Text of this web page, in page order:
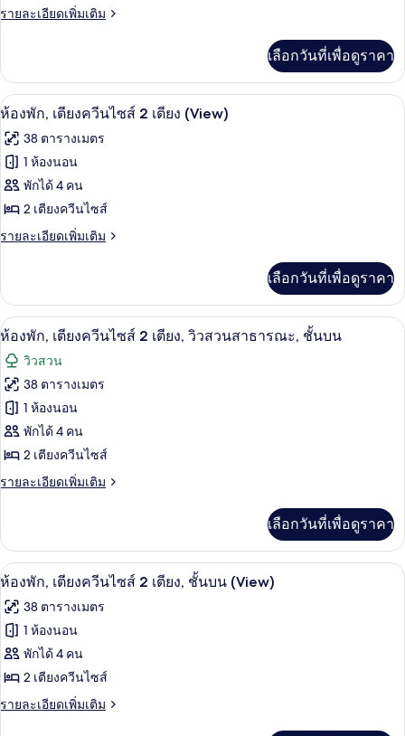
Bay)
พัก,
คิง
ไซส์
1
เตียง,
ระเบียง
(View)
รายละเอียดเพิ่มเติม
ราย
เกี่ยว
กับ
ห้อง
เตียง
คิง
เตียง,
(View)
เลือกวันที่เพื่อดูราคา
เปิด
ภาพถ่าย
ทั้งหมด
ของ
ห้อง
พัก,
ควีน
ไซส์
2
เตียง
(View)
เครื่องนอนป้องกันสารก่อภูมิแพ้, ตู้นิรภั
5
ห้องพัก, เตียงควีนไซส์ 2 เตียง (View)
38 ตารางเมตร
1 ห้องนอน
พักได้ 4 คน
2 เตียงควีนไซส์
รายละเอียดเพิ่มเติม
ราย
เกี่ยว
กับ
ห้อง
เตียง
ควีน
ไซส์
2
เตียง
(View)
เลือกวันที่เพื่อดูราคา
เปิด
ภาพถ่าย
ทั้งหมด
ของ
ห้อง
พัก,
เตียง
ไซส์
2
เตียง,
วิว
สวน
สาธารณะ,
ชั้น
บน
เครื่องนอนป้องกันสารก่อภูมิแพ้, ตู้นิรภั
7
ห้องพัก, เตียงควีนไซส์ 2 เตียง, วิวสวนสาธารณะ, ชั้นบน
วิวสวน
38 ตารางเมตร
1 ห้องนอน
พักได้ 4 คน
2 เตียงควีนไซส์
รายละเอียดเพิ่มเติม
ราย
เกี่ยว
กับ
ห้อง
เตียง
ควีน
2
เตียง,
สวน
เลือกวันที่เพื่อดูราคา
เปิด
ภาพถ่าย
ทั้งหมด
ของ
ห้อง
พัก,
เครื่องนอนป้องกันสารก่อภูมิแพ้, ตู้นิรภั
8
ห้องพัก, เตียงควีนไซส์ 2 เตียง, ชั้นบน (View)
38 ตารางเมตร
1 ห้องนอน
พักได้ 4 คน
2 เตียงควีนไซส์
รายละเอียดเพิ่มเติม
ราย